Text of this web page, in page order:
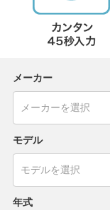
メーカー
モデル
年式